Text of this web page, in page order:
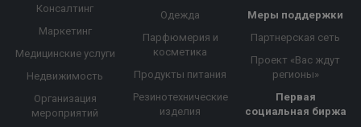
Консалтинг
Маркетинг
Медицинские услуги
Недвижимость
Организация
мероприятий
Одежда
Парфюмерия и
косметика
Продукты питания
Резинотехнические
изделия
Меры поддержки
Партнерская сеть
Проект «Вас ждут
регионы»
Первая
социальная биржа